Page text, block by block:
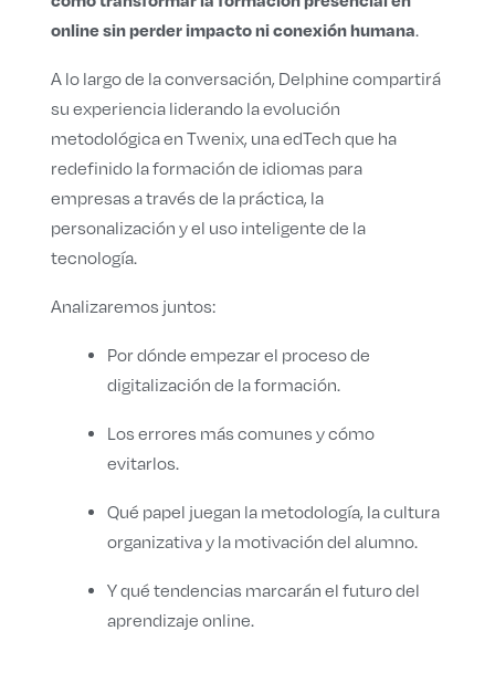
online sin perder impacto ni conexión humana.
A lo largo de la conversación, Delphine compartirá
su experiencia liderando la evolución
metodológica en Twenix, una edTech que ha
redefinido la formación de idiomas para
empresas a través de la práctica, la
personalización y el uso inteligente de la
tecnología.
Analizaremos juntos:
Por dónde empezar el proceso de
digitalización de la formación.
Los errores más comunes y cómo
evitarlos.
Qué papel juegan la metodología, la cultura
organizativa y la motivación del alumno.
Y qué tendencias marcarán el futuro del
aprendizaje online.